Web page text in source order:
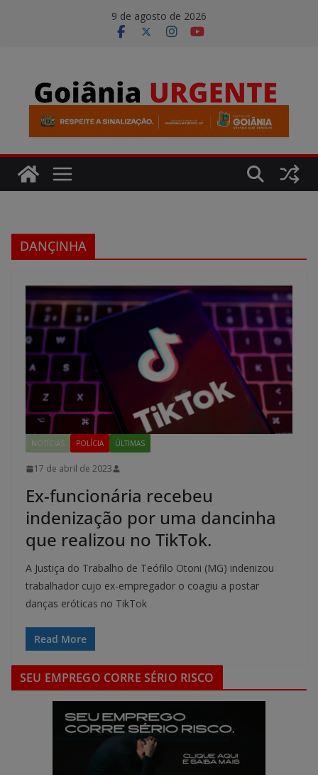
9 de agosto de 2026
DANÇINHA
NOTÍCIAS POLÍCIA ÚLTIMAS
17 de abril de 2023
Ex-funcionária recebeu
indenização por uma dancinha
que realizou no TikTok.
A Justiça do Trabalho de Teófilo Otoni (MG) indenizou
trabalhador cujo ex-empregador o coagiu a postar
danças eróticas no TikTok
Read More
SEU EMPREGO CORRE SÉRIO RISCO
modal-check